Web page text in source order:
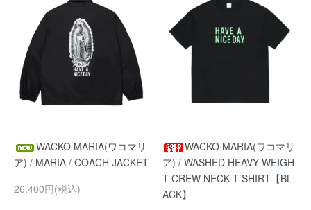
WACKO MARIA(ワコマリ
ア) / MARIA / COACH JACKET
26,400円(税込)
WACKO MARIA(ワコマリ
ア) / WASHED HEAVY WEIGH
T CREW NECK T-SHIRT【BL
ACK】